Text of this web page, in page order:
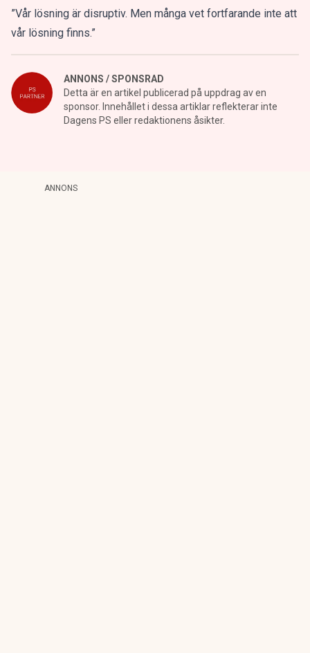
”Vår lösning är disruptiv. Men många vet fortfarande inte att
vår lösning finns.”
ANNONS / SPONSRAD
Detta är en artikel publicerad på uppdrag av en
sponsor. Innehållet i dessa artiklar reflekterar inte
Dagens PS eller redaktionens åsikter.
ANNONS